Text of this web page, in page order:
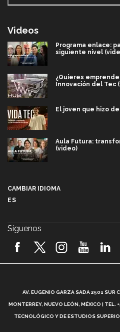
Videos
Programa enlace:
siguiente nivel
¿Quieres
Innovación del Tec
El joven que hizo
Aula Futura:
(video)
2026! (video)
¿Cómo es el
CAMBIAR IDIOMA
ES
Síguenos
AV. EUGENIO GARZA SADA 2501 SUR
MONTERREY, NUEVO LEÓN, MÉXICO |
TECNOLÓGICO Y DE ESTUDIOS